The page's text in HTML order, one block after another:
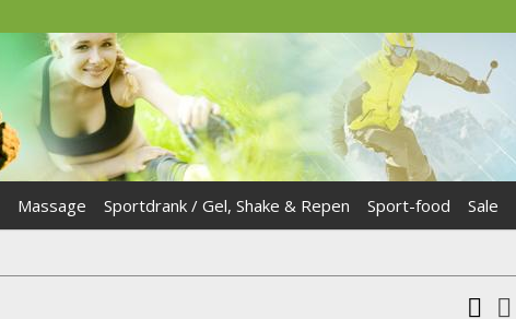
Massage Sportdrank / Gel, Shake & Repen Sport-food Sale